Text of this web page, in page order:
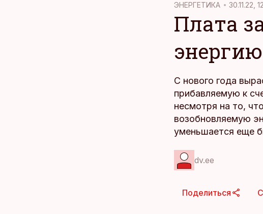
ЭНЕРГЕТИКА 30.11.22,
Плата
С нового года
прибавляемую к
несмотря на то,
возобновляемую
уменьшается еще
dv.ee
Поделиться